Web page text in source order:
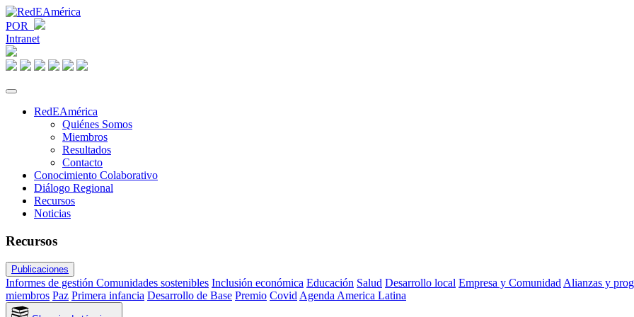
POR
Intranet
RedEAmérica
Quiénes Somos
Miembros
Resultados
Contacto
Conocimiento Colaborativo
Diálogo Regional
Recursos
Noticias
Recursos
Publicaciones
Informes de gestión Comunidades sostenibles Inclusión económica Educación Salud Desarrollo local Empresa y ComunidadAlianzas y
miembros Paz Primera infancia Desarrollo de Base Premio CovidAgenda America Latina